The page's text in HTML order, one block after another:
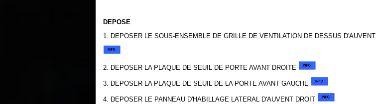
DEPOSE
1. DEPOSER LE SOUS-ENSEMBLE DE GRILLE DE VENTILATION DE DESSUS D'AUVENT
2. DEPOSER LA PLAQUE DE SEUIL DE PORTE AVANT DROITE
3. DEPOSER LA PLAQUE DE SEUIL DE LA PORTE AVANT GAUCHE
4. DEPOSER LE PANNEAU D'HABILLAGE LATERAL D'AUVENT DROIT